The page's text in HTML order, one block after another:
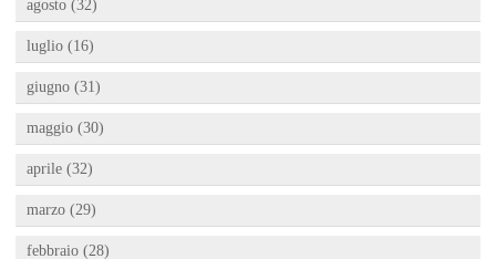
agosto (32)
luglio (16)
giugno (31)
maggio (30)
aprile (32)
marzo (29)
febbraio (28)